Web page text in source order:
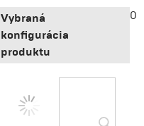
Vybraná
konfigurácia
produktu
0